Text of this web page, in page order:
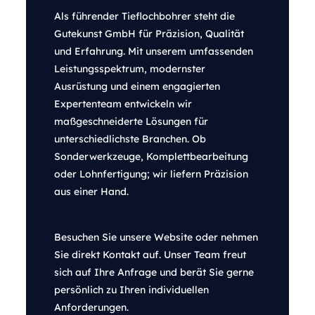
Als führender Tieflochbohrer steht die
Gutekunst GmbH für Präzision, Qualität
und Erfahrung. Mit unserem umfassenden
Leistungsspektrum, modernster
Ausrüstung und einem engagierten
Expertenteam entwickeln wir
maßgeschneiderte Lösungen für
unterschiedlichste Branchen. Ob
Sonderwerkzeuge, Komplettbearbeitung
oder Lohnfertigung; wir liefern Präzision
aus einer Hand.
Besuchen Sie unsere Website oder nehmen
Sie direkt Kontakt auf. Unser Team freut
sich auf Ihre Anfrage und berät Sie gerne
persönlich zu Ihren individuellen
Anforderungen.